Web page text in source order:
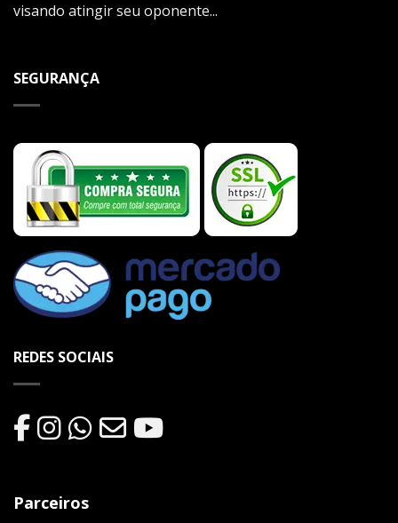
visando atingir seu oponente...
SEGURANÇA
REDES SOCIAIS
Parceiros